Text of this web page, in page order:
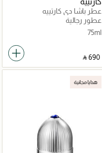
عطر باشا دي كارتييه
عطور رجالية
75ml
‎ ⃁ ⁦690⁩ ‎
هدايا مجانية